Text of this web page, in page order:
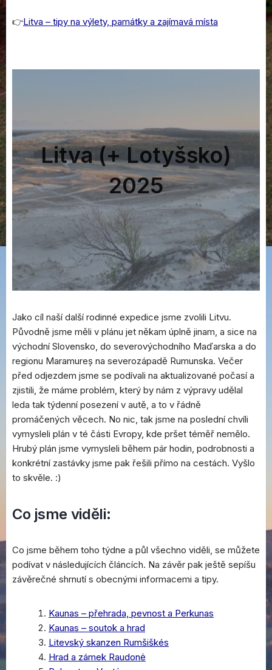
👉Litva – tipy na výlety, památky a zajímavá místa
Litva (+ Lotyšsko)
2025
Jako cíl naší další rodinné expedice jsme zvolili Litvu.
Původně jsme měli v plánu jet někam úplně jinam, a sice na
východní Slovensko, do severovýchodního Maďarska a do
regionu Maramureș na severozápadě Rumunska. Večer
před odjezdem jsme se podívali na aktualizované počasí a
zjistili, že máme problém, který by nám z výpravy udělal
leda tak týdenní posezení v autě, a to v řádně
promáčených věcech. No nic, tak jsme na poslední chvíli
vymysleli plán v té části Evropy, kde pršet téměř nemělo.
Hrubý plán jsme vymysleli během pár hodin, podrobnosti a
konkrétní zastávky jsme pak řešili přímo na cestách. Vyšlo
to skvěle. :)
Co jsme viděli:
Co jsme během toho týdne a půl všechno viděli, se můžete
podívat v následujících článcích. Na závěr pak ještě sepíšu
závěrečné shrnutí s obecnými informacemi a tipy.
Kaunas – přehrada, pevnost a Perkunas
Kaunas – soutok a hrad
Litevský skanzen Rumšiškés
Hrad a zámek Raudonė